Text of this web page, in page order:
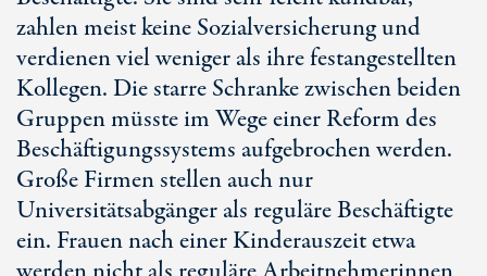
zahlen meist keine Sozialversicherung und
verdienen viel weniger als ihre festangestellten
Kollegen. Die starre Schranke zwischen beiden
Gruppen müsste im Wege einer Reform des
Beschäftigungssystems aufgebrochen werden.
Große Firmen stellen auch nur
Universitätsabgänger als reguläre Beschäftigte
ein. Frauen nach einer Kinderauszeit etwa